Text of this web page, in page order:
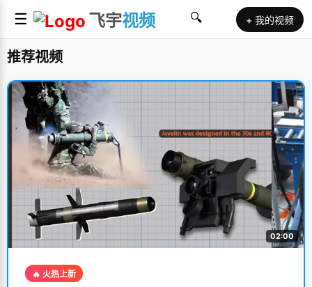
☰ 飞宇视频 🔍 + 我的视频
推荐视频
02:00
🔥 火热上新